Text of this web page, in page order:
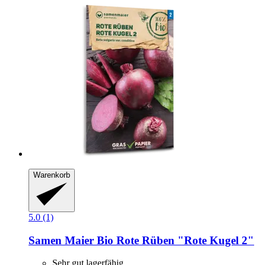
Warenkorb
5.0 (1)
Samen Maier Bio Rote Rüben "Rote Kugel 2"